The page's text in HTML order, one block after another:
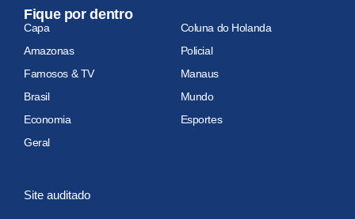
Fique por dentro
Capa
Coluna do Holanda
Amazonas
Policial
Famosos & TV
Manaus
Brasil
Mundo
Economia
Esportes
Geral
Site auditado